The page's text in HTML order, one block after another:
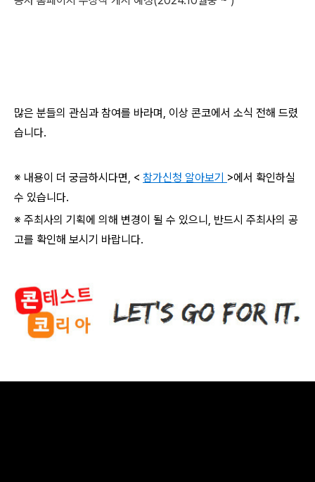
많은 분들의 관심과 참여를 바라며, 이상 콘코에서 소식 전해 드렸
습니다.
※ 내용이 더 궁금하시다면, < 참가신청 알아보기 >에서 확인하실
수 있습니다.
※ 주최사의 기획에 의해 변경이 될 수 있으니, 반드시 주최사의 공
고를 확인해 보시기 바랍니다.